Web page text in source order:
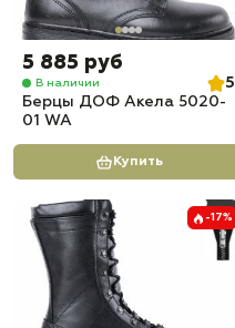
5 885 руб
В наличии
5
Берцы ДОФ Акела 5020-
01 WA
Купить
-17%